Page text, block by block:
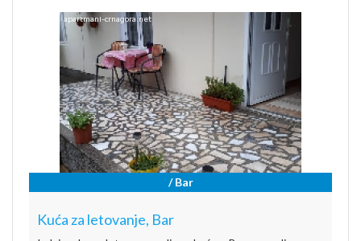
/ Bar
Kuća za letovanje, Bar